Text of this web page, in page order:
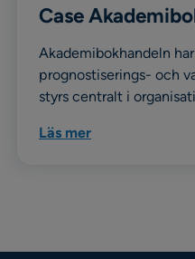
Case
Akademibokhandeln
prognostiserings- och
styrs centralt i
Läs mer